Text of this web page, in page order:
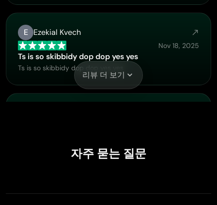
E Ezekial Kvech
Nov 18, 2025
Ts is so skibbidy dop dop yes yes
Ts is so skibbidy dop dop yes yes
Best app for video editing
Le crouton enragé
리뷰 더 보기
자주 묻는 질문